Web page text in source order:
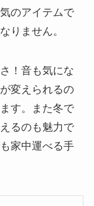
のアイテムで
りません。
！音も気にな
変えられるの
す。また冬で
るのも魅力で
家中運べる手